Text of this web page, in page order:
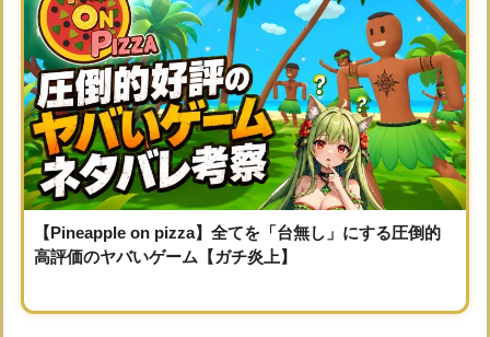
【Pineapple on pizza】全てを「台無し」にする圧倒的
高評価のヤバいゲーム【ガチ炎上】